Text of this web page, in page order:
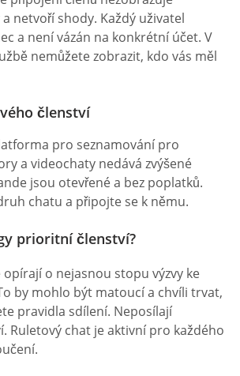
netvoří shody. Každý uživatel
a není vázán na konkrétní účet. V
nemůžete zobrazit, kdo vás měl
členství
pro seznamování pro
a videochaty nedává zvýšené
jsou otevřené a bez poplatků.
chatu a připojte se k němu.
prioritní členství?
opírají o nejasnou stopu výzvy ke
by mohlo být matoucí a chvíli trvat,
pravidla sdílení. Neposílají
Ruletový chat je aktivní pro každého